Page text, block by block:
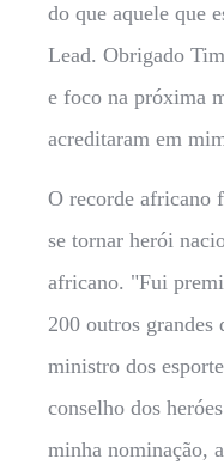
do que aquele que
Lead. Obrigado
e foco na próxima
acreditaram em
O recorde africano
se tornar herói
africano. "Fui
200 outros grandes
ministro dos
conselho dos
minha nominação,